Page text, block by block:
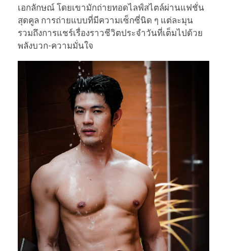
เอกลักษณ์ โดยเขามักถ่ายทอดไลฟ์สไตล์ผ่านแฟชั่น
สุดคูล การถ่ายแบบที่มีความเซ็กซี่นิด ๆ แต่ละมุน
รวมถึงการแชร์เรื่องราวชีวิตประจำวันที่เต็มไปด้วย
พลังบวก-ความมั่นใจ